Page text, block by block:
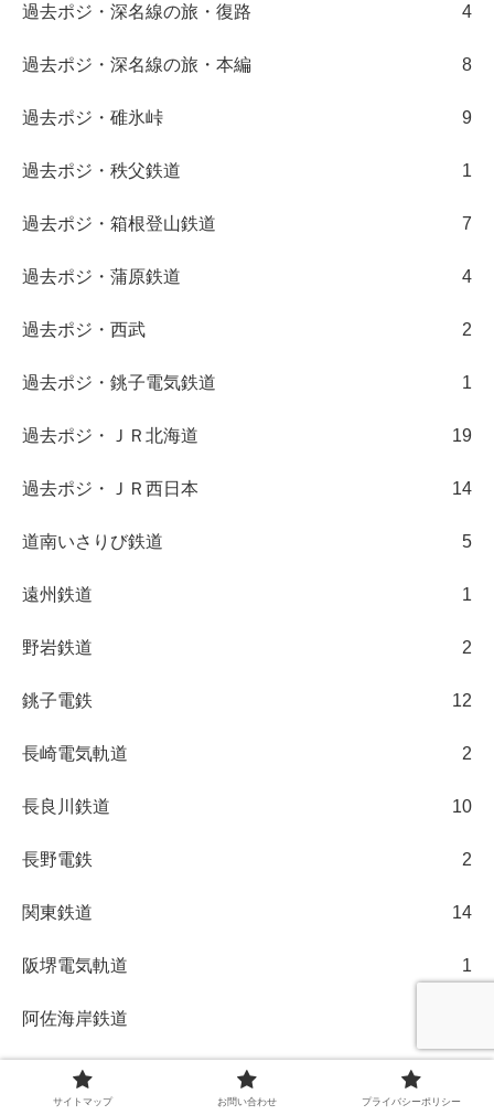
過去ポジ・深名線の旅・復路 4
過去ポジ・深名線の旅・本編 8
過去ポジ・碓氷峠 9
過去ポジ・秩父鉄道 1
過去ポジ・箱根登山鉄道 7
過去ポジ・蒲原鉄道 4
過去ポジ・西武 2
過去ポジ・銚子電気鉄道 1
過去ポジ・ＪＲ北海道 19
過去ポジ・ＪＲ西日本 14
道南いさりび鉄道 5
遠州鉄道 1
野岩鉄道 2
銚子電鉄 12
長崎電気軌道 2
長良川鉄道 10
長野電鉄 2
関東鉄道 14
阪堺電気軌道 1
阿佐海岸鉄道
阿武隈急行
サイトマップ お問い合わせ プライバシーポリシー